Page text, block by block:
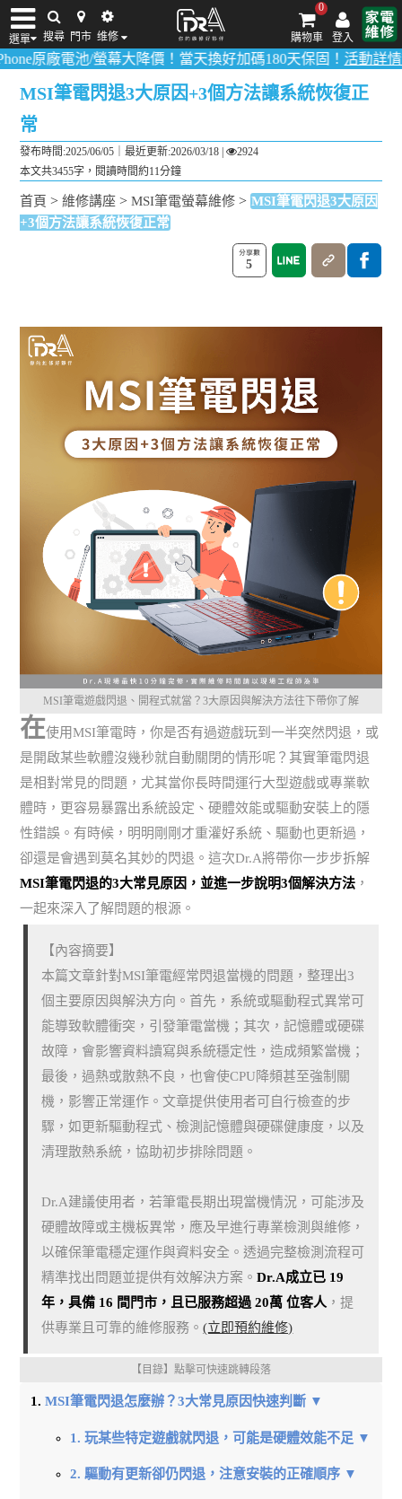
選單 搜尋 門市 维修 登入
0
購物車
iPhone維修/價格 筆電維修/價格 Android手機維修/價格 MacBook維修/價
螢幕大降價！當天換好加碼180天保固！活動詳情請點我！多數
MSI筆電閃退3大原因+3個方法讓系統恢復正
常
發布時間:2025/06/05｜最近更新:2026/03/18 |
2924
本文共3455字，閱讀時間約11分鐘
首頁 >維修講座 >MSI筆電螢幕維修 > MSI筆電閃退3大原因
+3個方法讓系統恢復正常
5
MSI筆電遊戲閃退、開程式就當？3大原因與解決方法往下帶你了解
在使用MSI筆電時，你是否有過遊戲玩到一半突然閃退，或
是開啟某些軟體沒幾秒就自動關閉的情形呢？其實筆電閃退
是相對常見的問題，尤其當你長時間運行大型遊戲或專業軟
體時，更容易暴露出系統設定、硬體效能或驅動安裝上的隱
性錯誤。有時候，明明剛剛才重灌好系統、驅動也更新過，
卻還是會遇到莫名其妙的閃退。這次Dr.A將帶你一步步拆解
MSI筆電閃退的3大常見原因，並進一步說明3個解決方法 ，
一起來深入了解問題的根源。
【內容摘要】
本篇文章針對MSI筆電經常閃退當機的問題，整理出3
個主要原因與解決方向。首先，系統或驅動程式異常可
能導致軟體衝突，引發筆電當機；其次，記憶體或硬碟
故障，會影響資料讀寫與系統穩定性，造成頻繁當機；
最後，過熱或散熱不良，也會使CPU降頻甚至強制關
機，影響正常運作。文章提供使用者可自行檢查的步
驟，如更新驅動程式、檢測記憶體與硬碟健康度，以及
清理散熱系統，協助初步排除問題。
Dr.A建議使用者，若筆電長期出現當機情況，可能涉及
硬體故障或主機板異常，應及早進行專業檢測與維修，
以確保筆電穩定運作與資料安全。透過完整檢測流程可
精準找出問題並提供有效解決方案。Dr.A成立已 19
年，具備 16 間門市，且已服務超過 20萬 位客人，提
供專業且可靠的維修服務。(立即預約維修)
【目錄】點擊可快速跳轉段落
MSI筆電閃退怎麼辦？3大常見原因快速判斷 ▼
1. 玩某些特定遊戲就閃退，可能是硬體效能不足 ▼
2. 驅動有更新卻仍閃退，注意安裝的正確順序 ▼